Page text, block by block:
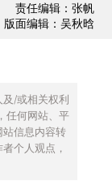
责任编辑：张帆
版面编辑：吴秋晗
/或相关权利
任何网站、平
信息内容转
个人观点，